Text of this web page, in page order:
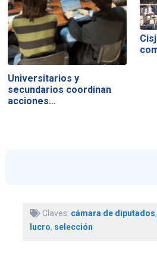
Universitarios y
secundarios coordinan
acciones…
Claves: cámara de diputados,
lucro, selección